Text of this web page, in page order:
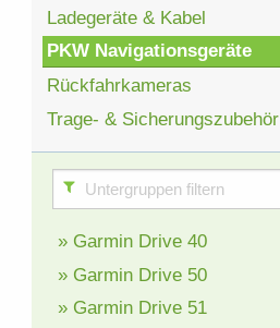
Ladegeräte & Kabel
PKW Navigationsgeräte
Rückfahrkameras
Trage- & Sicherungszubehör
» Garmin Drive 40
» Garmin Drive 50
» Garmin Drive 51